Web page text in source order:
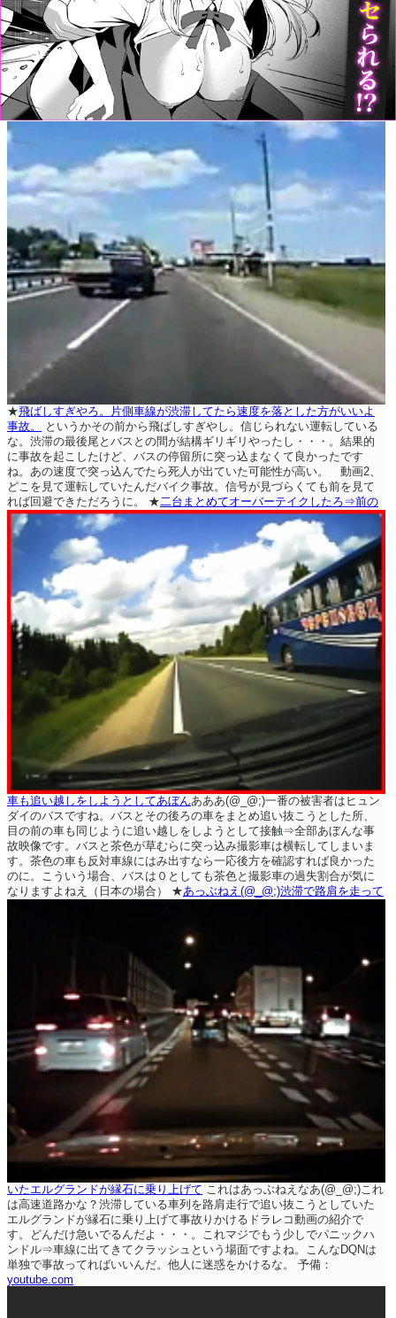
★飛ばしすぎやろ。片側車線が渋滞してたら速度を落とした方がいいよ
事故。
というかその前から飛ばしすぎやし。信じられない運転している
な。渋滞の最後尾とバスとの間が結構ギリギリやったし・・・。結果的
に事故を起こしたけど、バスの停留所に突っ込まなくて良かったです
ね。あの速度で突っ込んでたら死人が出ていた可能性が高い。 動画2、
どこを見て運転していたんだバイク事故。信号が見づらくても前を見て
れば回避できただろうに。
★二台まとめてオーバーテイクしたろ⇒前の
車も追い越しをしようとしてあぼんあああ(@_@;)一番の被害者はヒュン
ダイのバスですね。バスとその後ろの車をまとめ追い抜こうとした所、
目の前の車も同じように追い越しをしようとして接触⇒全部あぼんな事
故映像です。バスと茶色が草むらに突っ込み撮影車は横転してしまいま
す。茶色の車も反対車線にはみ出すなら一応後方を確認すれば良かった
のに。こういう場合、バスは０としても茶色と撮影車の過失割合が気に
なりますよねえ（日本の場合）
★あっぶねえ(@_@;)渋滞で路肩を走って
いたエルグランドが縁石に乗り上げて これはあっぶねえなあ(@_@;)これ
は高速道路かな？渋滞している車列を路肩走行で追い抜こうとしていた
エルグランドが縁石に乗り上げて事故りかけるドラレコ動画の紹介で
す。どんだけ急いでるんだよ・・・。これマジでもう少しでパニックハ
ンドル⇒車線に出てきてクラッシュという場面ですよね。こんなDQNは
単独で事故ってればいいんだ。他人に迷惑をかけるな。
予備：
youtube.com